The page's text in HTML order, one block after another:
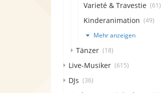
Varieté & Travestie (61)
Kinderanimation (49)
Mehr anzeigen
Tänzer (18)
Live-Musiker (615)
DJs (36)